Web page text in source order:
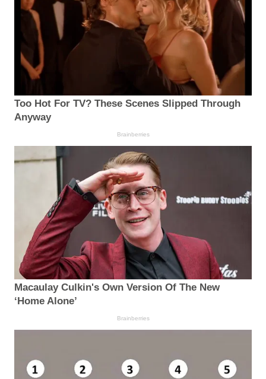
Too Hot For TV? These Scenes Slipped Through
Anyway
Brainberries
Macaulay Culkin's Own Version Of The New
‘Home Alone’
Brainberries